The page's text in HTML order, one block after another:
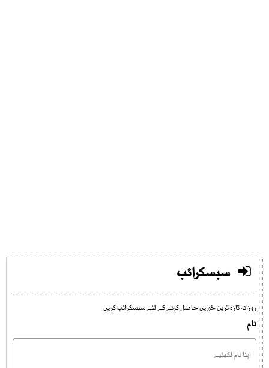
سبسکرائب
روزانہ تازہ ترین خبریں حاصل کرنے کے لئے سبسکرائب کریں
نام